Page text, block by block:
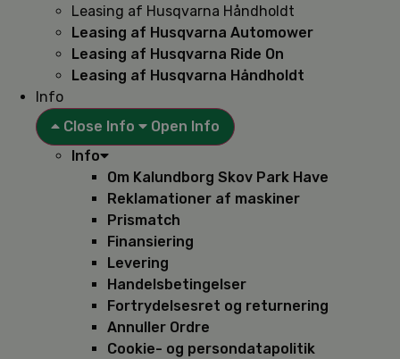
Leasing af Husqvarna Håndholdt
Leasing af Husqvarna Automower
Leasing af Husqvarna Ride On
Leasing af Husqvarna Håndholdt
Info
Close Info
Open Info
Info
Om Kalundborg Skov Park Have
Reklamationer af maskiner
Prismatch
Finansiering
Levering
Handelsbetingelser
Fortrydelsesret og returnering
Annuller Ordre
Cookie- og persondatapolitik